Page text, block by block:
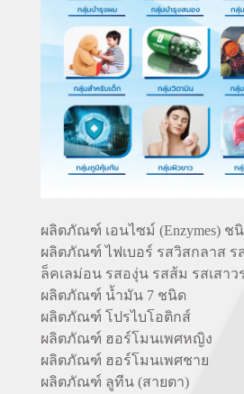
ผลิตภัณฑ์ เอนไซม์ (Enzymes) ช
ผลิตภัณฑ์ ไฟเบอร์ รสวิสกลาส ร
ล็คเลม่อน รสองุ่น รสส้ม รสเสาว
ผลิตภัณฑ์ น้ำมัน 7 ชนิด
ผลิตภัณฑ์ โปรไบโอติกส์
ผลิตภัณฑ์ ฮอร์โมนเพศหญิง
ผลิตภัณฑ์ ฮอร์โมนเพศชาย
ผลิตภัณฑ์ ลูทีน (สายตา)